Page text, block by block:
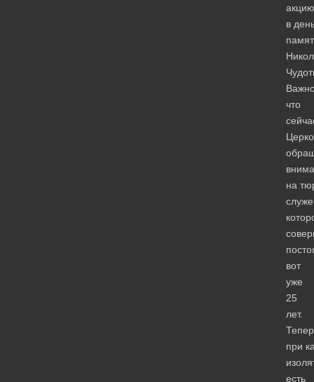
акцию
в
что
на
вот
уже
25
лет.
при
есть